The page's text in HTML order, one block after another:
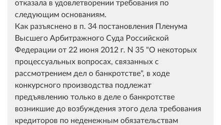
отказала в удовлетворении требования по
следующим основаниям.
Как разъяснено в п. 34 постановления Пленума
Высшего Арбитражного Суда Российской
Федерации от 22 июня 2012 г. N 35 "О некоторых
процессуальных вопросах, связанных с
рассмотрением дел о банкротстве", в ходе
конкурсного производства подлежат
предъявлению только в деле о банкротстве
возникшие до возбуждения этого дела требования
кредиторов по неденежным обязательствам